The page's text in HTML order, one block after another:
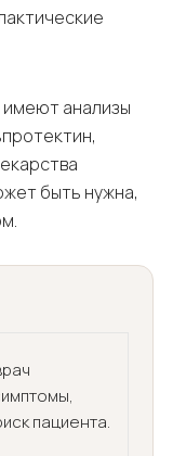
анализы
быть нужна,
пациента.